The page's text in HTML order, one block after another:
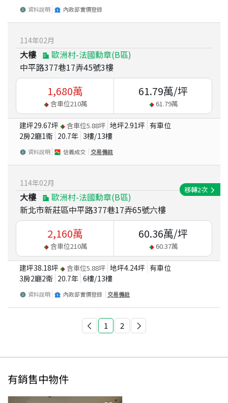
資料說明 內政部實價登錄
114年02月
大樓
歐洲村-法國勳章(B區)
中平路377巷17弄45號3樓
1,680萬
含車位210萬
61.79萬/坪
61.79萬
建坪29.67坪 含車位5.88坪 地坪2.91坪 有車位
2房2廳1衛 20.7年 3樓/13樓
資料說明 信義成交 交易備註
114年02月
大樓
歐洲村-法國勳章(B區)
新北市新莊區中平路377巷17弄65號六樓
移轉2次
2,160萬
含車位210萬
60.36萬/坪
60.37萬
建坪38.18坪 含車位5.88坪 地坪4.24坪 有車位
3房2廳2衛 20.7年 6樓/13樓
資料說明 內政部實價登錄 交易備註
1 2
有銷售中物件